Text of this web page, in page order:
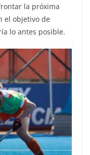
la próxima
el objetivo de
lo antes posible.